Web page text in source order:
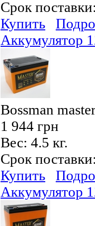
Срок
Купить
Аккумулятор
Bossman
1 944 грн
Вес: 4.5 кг.
Срок
Купить
Аккумулятор